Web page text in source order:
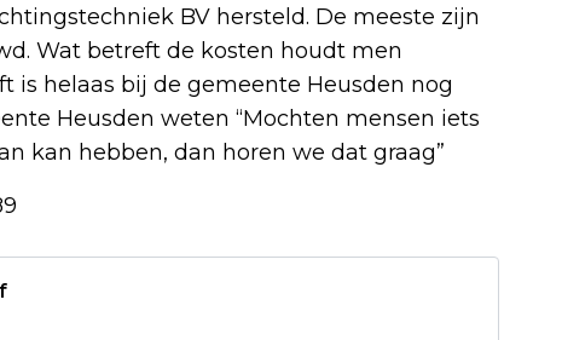
BV hersteld. De meeste zijn
Wat betreft de kosten houdt men
is helaas bij de gemeente Heusden nog
Heusden weten “Mochten mensen iets
kan hebben, dan horen we dat graag”